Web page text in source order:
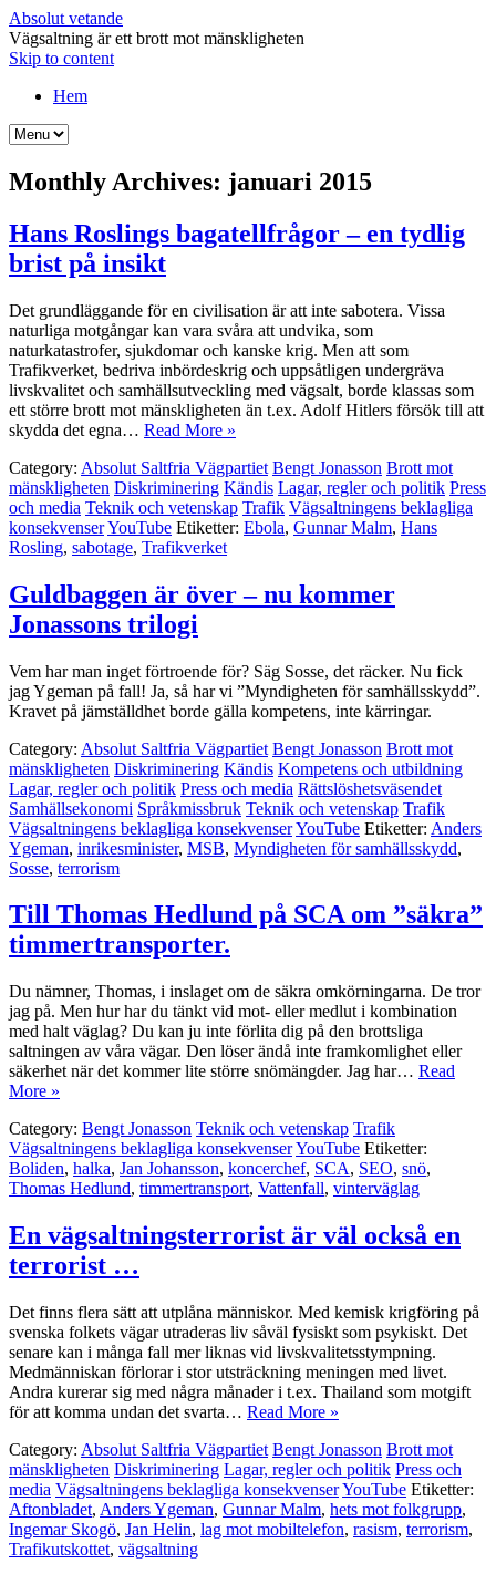
Absolut vetande
Vägsaltning är ett brott mot mänskligheten
Skip to content
Hem
Monthly Archives: januari 2015
Hans Roslings bagatellfrågor – en tydlig
brist på insikt
Det grundläggande för en civilisation är att inte sabotera. Vissa
naturliga motgångar kan vara svåra att undvika, som
naturkatastrofer, sjukdomar och kanske krig. Men att som
Trafikverket, bedriva inbördeskrig och uppsåtligen undergräva
livskvalitet och samhällsutveckling med vägsalt, borde klassas som
ett större brott mot mänskligheten än t.ex. Adolf Hitlers försök till att
skydda det egna… Read More »
Category: Absolut Saltfria Vägpartiet Bengt Jonasson Brott mot
mänskligheten Diskriminering Kändis Lagar, regler och politik Press
och media Teknik och vetenskap Trafik Vägsaltningens beklagliga
konsekvenserYouTube Etiketter: Ebola, Gunnar Malm, Hans
Rosling, sabotage, Trafikverket
Guldbaggen är över – nu kommer
Jonassons trilogi
Vem har man inget förtroende för? Säg Sosse, det räcker. Nu fick
jag Ygeman på fall! Ja, så har vi ”Myndigheten för samhällsskydd”.
Kravet på jämställdhet borde gälla kompetens, inte kärringar.
Category: Absolut Saltfria Vägpartiet Bengt Jonasson Brott mot
mänskligheten Diskriminering Kändis Kompetens och utbildning
Lagar, regler och politik Press och media Rättslöshetsväsendet
Samhällsekonomi Språkmissbruk Teknik och vetenskap Trafik
Vägsaltningens beklagliga konsekvenserYouTube Etiketter: Anders
Ygeman, inrikesminister, MSB, Myndigheten för samhällsskydd,
Sosse, terrorism
Till Thomas Hedlund på SCA om ”säkra”
timmertransporter.
Du nämner, Thomas, i inslaget om de säkra omkörningarna. De tror
jag på. Men hur har du tänkt vid mot- eller medlut i kombination
med halt väglag? Du kan ju inte förlita dig på den brottsliga
saltningen av våra vägar. Den löser ändå inte framkomlighet eller
säkerhet när det kommer lite större snömängder. Jag har… Read
More »
Category: Bengt Jonasson Teknik och vetenskap Trafik
Vägsaltningens beklagliga konsekvenserYouTube Etiketter:
Boliden, halka, Jan Johansson, koncerchef, SCA, SEO, snö,
Thomas Hedlund, timmertransport, Vattenfall, vinterväglag
En vägsaltningsterrorist är väl också en
terrorist …
Det finns flera sätt att utplåna människor. Med kemisk krigföring på
svenska folkets vägar utraderas liv såväl fysiskt som psykiskt. Det
senare kan i många fall mer liknas vid livskvalitetsstympning.
Medmänniskan förlorar i stor utsträckning meningen med livet.
Andra kurerar sig med några månader i t.ex. Thailand som motgift
för att komma undan det svarta… Read More »
Category: Absolut Saltfria Vägpartiet Bengt Jonasson Brott mot
mänskligheten Diskriminering Lagar, regler och politik Press och
media Vägsaltningens beklagliga konsekvenserYouTube Etiketter:
Aftonbladet, Anders Ygeman, Gunnar Malm, hets mot folkgrupp,
Ingemar Skogö, Jan Helin, lag mot mobiltelefon, rasism, terrorism,
Trafikutskottet, vägsaltning